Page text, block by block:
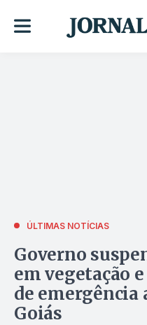
ÚLTIMAS NOTÍCIAS
Governo
em vegetação
de
Goiás